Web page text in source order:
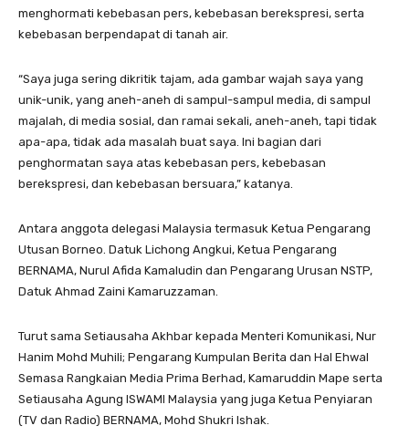
menghormati kebebasan pers, kebebasan berekspresi, serta
kebebasan berpendapat di tanah air.
“Saya juga sering dikritik tajam, ada gambar wajah saya yang
unik-unik, yang aneh-aneh di sampul-sampul media, di sampul
majalah, di media sosial, dan ramai sekali, aneh-aneh, tapi tidak
apa-apa, tidak ada masalah buat saya. Ini bagian dari
penghormatan saya atas kebebasan pers, kebebasan
berekspresi, dan kebebasan bersuara,” katanya.
Antara anggota delegasi Malaysia termasuk Ketua Pengarang
Utusan Borneo. Datuk Lichong Angkui, Ketua Pengarang
BERNAMA, Nurul Afida Kamaludin dan Pengarang Urusan NSTP,
Datuk Ahmad Zaini Kamaruzzaman.
Turut sama Setiausaha Akhbar kepada Menteri Komunikasi, Nur
Hanim Mohd Muhili; Pengarang Kumpulan Berita dan Hal Ehwal
Semasa Rangkaian Media Prima Berhad, Kamaruddin Mape serta
Setiausaha Agung ISWAMI Malaysia yang juga Ketua Penyiaran
(TV dan Radio) BERNAMA, Mohd Shukri Ishak.